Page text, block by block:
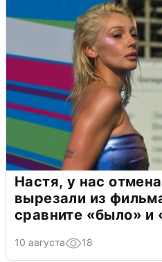
Настя, у нас
вырезали из
сравните «было» и
10 августа 18